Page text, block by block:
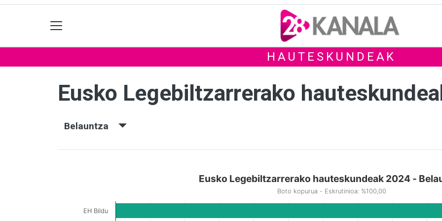
HAUTESKUNDEAK
Eusko Legebiltzarrerako
Belauntza
Eusko Legebiltzarrerako hauteskundeak 2024 -
Boto kopurua - Eskrutinioa: %100,00
EH Bildu